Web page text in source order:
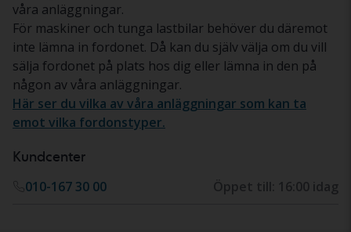
våra anläggningar.
För maskiner och tunga lastbilar behöver du däremot
inte lämna in fordonet. Då kan du själv välja om du vill
sälja fordonet på plats hos dig eller lämna in den på
någon av våra anläggningar.
Här ser du vilka av våra anläggningar som kan ta
emot vilka fordonstyper.
Kundcenter
010-167 30 00 Öppet till: 16:00 idag